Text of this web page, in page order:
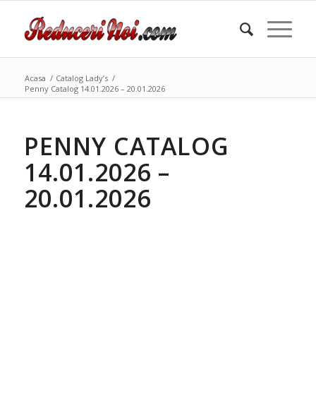
Acasa / Catalog Lady’s /
Penny Catalog 14.01.2026 – 20.01.2026
PENNY CATALOG
14.01.2026 –
20.01.2026